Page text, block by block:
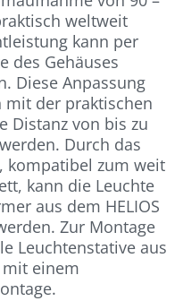
weltweit
kann per
des Gehäuses
Diese Anpassung
mit der praktischen
Distanz von bis zu
Durch das
kompatibel zum weit
kann die Leuchte
aus dem HELIOS
Zur Montage
Leuchtenstative aus
einem